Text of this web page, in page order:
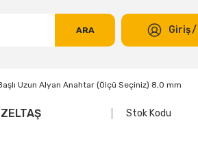
ARA Giriş/
Uzun Alyan Anahtar (Ölçü Seçiniz) 8,0 mm
Stok Kodu